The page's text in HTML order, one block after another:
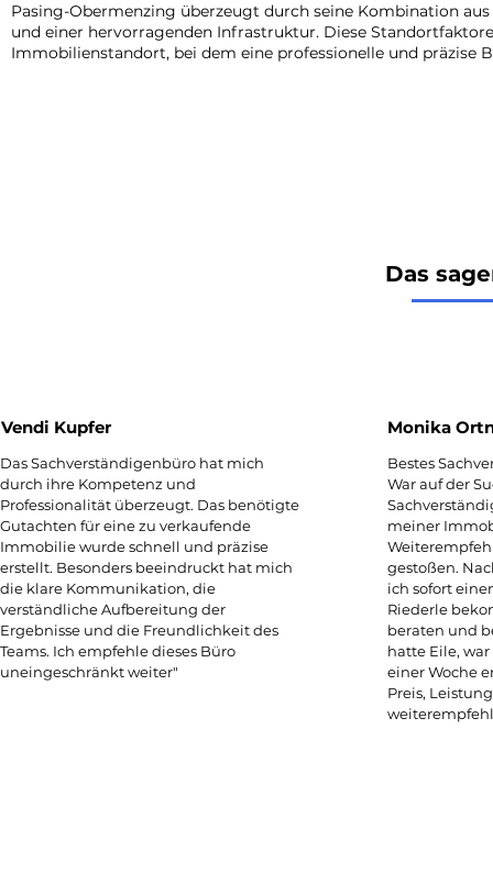
Pasing-Obermenzing überzeugt durch seine Kombination
und einer hervorragenden Infrastruktur. Diese
Immobilienstandort, bei dem eine professionelle und präzise
Das
Vendi Kupfer
​Das Sachverständigenbüro hat mich
durch ihre Kompetenz und
Professionalität überzeugt. Das benötigte
Gutachten für eine zu verkaufende
Immobilie wurde schnell und präzise
erstellt. Besonders beeindruckt hat mich
die klare Kommunikation, die
verständliche Aufbereitung der
Ergebnisse und die Freundlichkeit des
Teams. Ich empfehle dieses Büro
uneingeschränkt weiter"
Monika
Bestes
War auf der
meiner
gestoßen.
ich sofort
Riederle
beraten und
hatte Eile,
einer Woche
Preis,